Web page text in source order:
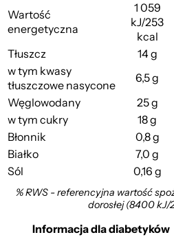
Wartość
energetyczna
1 059
kJ/253
kcal
Tłuszcz 14 g
w tym kwasy
tłuszczowe nasycone
6,5 g
Węglowodany
25 g
w tym cukry
18 g
Błonnik
0,8 g
Białko
7,0 g
Sól
0,16 g
% RWS - referencyjna wartość
dorosłej (8400
Informacja dla diabetyków